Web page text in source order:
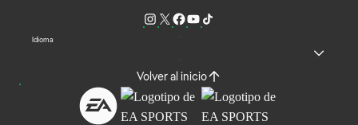
Idioma
Volver al inicio